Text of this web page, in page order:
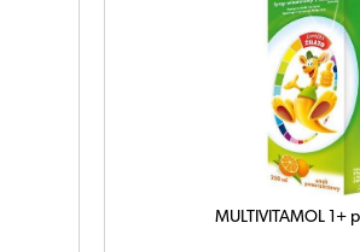
MULTIVITAMOL 1+